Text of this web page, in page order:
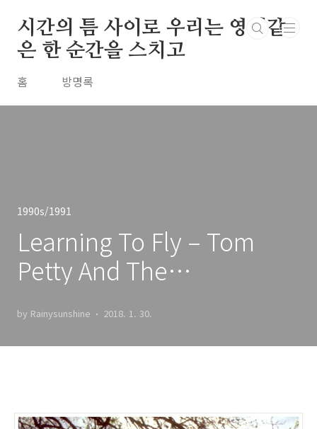
시간의 틈 사이로 우리는 영원같
은 한 순간을 스치고
홈 방명록
1990s/1991
Learning To Fly – Tom
Petty And The
by Rainysunshine 2018. 1. 30.